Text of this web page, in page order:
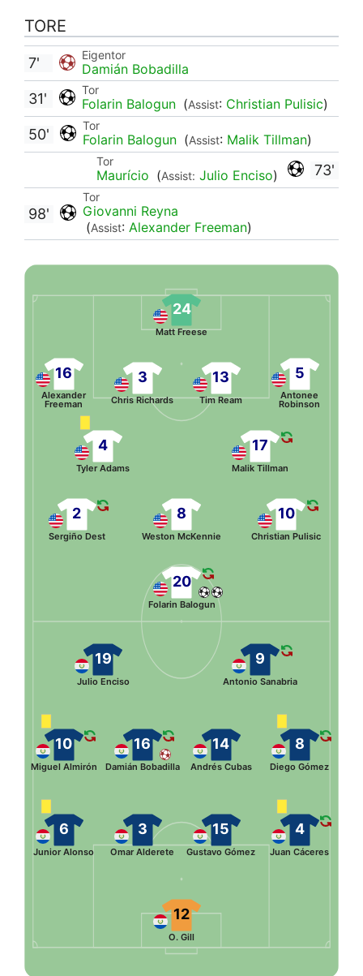
TORE
Eigentor
Damián Bobadilla
7'
Tor
Folarin Balogun (Assist: Christian Pulisic)
31'
Tor
Folarin Balogun (Assist: Malik Tillman)
50'
73'
Tor
Maurício (Assist: Julio Enciso)
Tor
Giovanni Reyna
(Assist: Alexander Freeman)
98'
24
Matt Freese
5
Antonee
Robinson
13
Tim Ream
3
Chris Richards
16
Alexander
Freeman
17
Malik Tillman
4
Tyler Adams
10
Christian Pulisic
8
Weston McKennie
2
Sergiño Dest
20
Folarin Balogun
12
O. Gill
6
Junior Alonso
3
Omar Alderete
15
Gustavo Gómez
4
Juan Cáceres
10
Miguel Almirón
16
Damián Bobadilla
14
Andrés Cubas
8
Diego Gómez
19
Julio Enciso
9
Antonio Sanabria